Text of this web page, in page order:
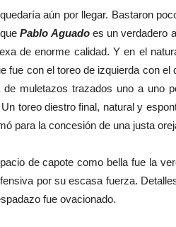
aún por llegar. Bastaron
quePablo Aguadoes un verdadero
de enorme calidad. Y en el
fue con el toreo de izquierda con
muletazos trazados uno a uno
toreo diestro final, natural y
para la concesión de una justa
de capote como bella fue la
por su escasa fuerza.
fue ovacionado.